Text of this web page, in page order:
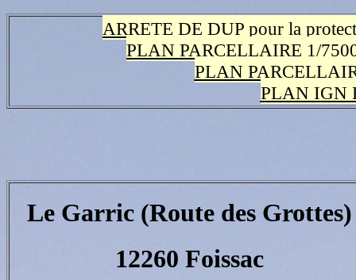
ARRETE DE DUP pour la
PLAN PARCELLAIRE 1/
PLAN
PLAN IGN
Le Garric (Route des Grottes)
12260 Foissac